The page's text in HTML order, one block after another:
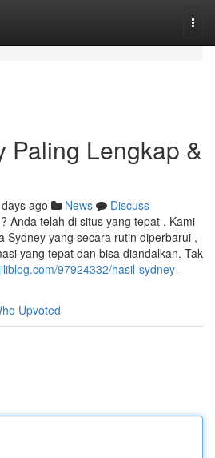
Paling Lengkap &
ago News
Discuss
Anda telah di situs yang tepat . Kami
Sydney yang secara rutin diperbarui ,
yang tepat dan bisa diandalkan. Tak
97924332/hasil-sydney-
Upvoted